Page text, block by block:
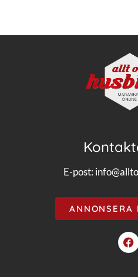
E-post:
ANNONSERA